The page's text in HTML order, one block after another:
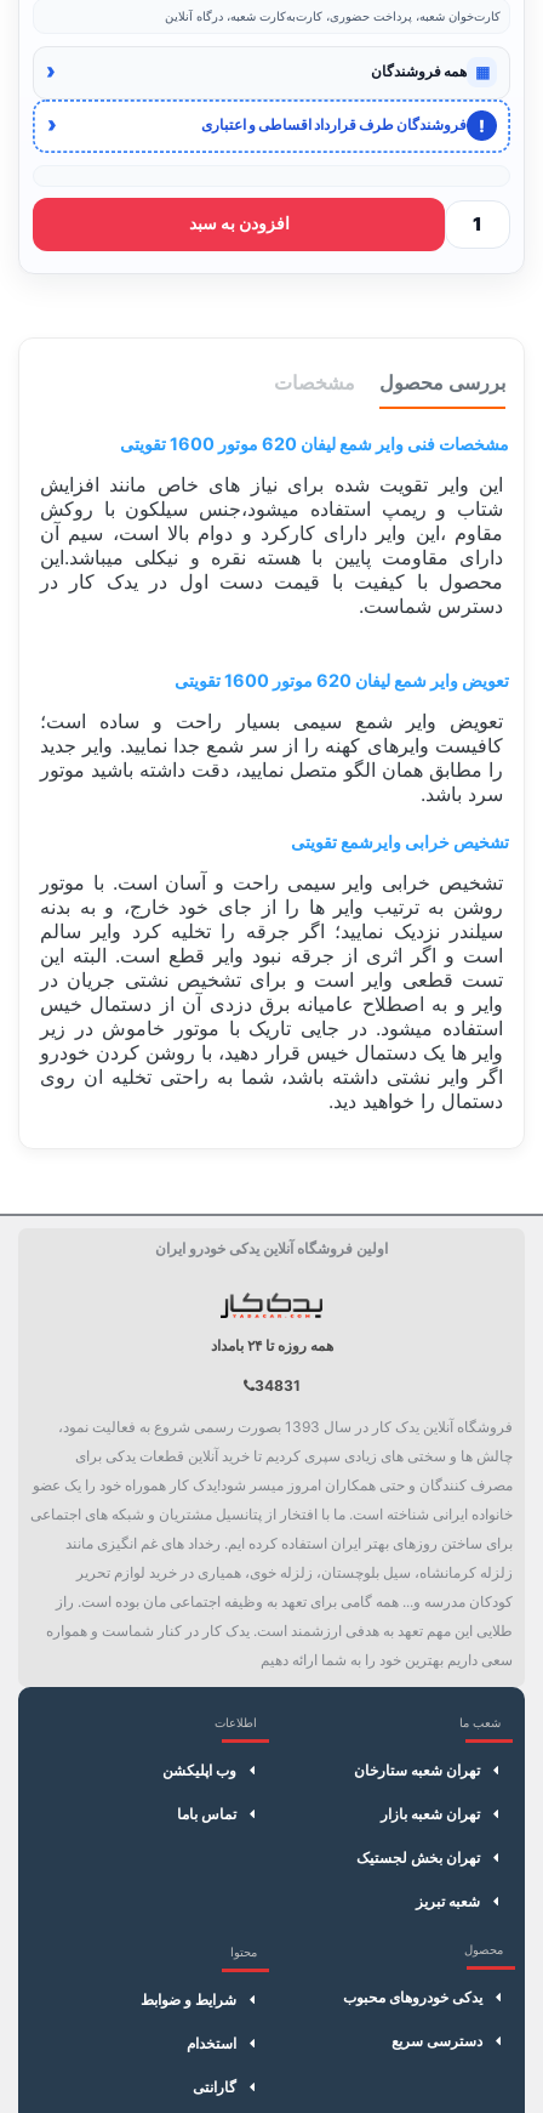
کارت‌خوان شعبه، پرداخت حضوری، کارت‌به‌کارت شعبه، درگاه آنلاین
▦ همه فروشندگان ‹
! فروشندگان طرف قرارداد اقساطی و اعتباری ‹
افزودن به سبد
بررسی محصول مشخصات
مشخصات فنی وایر شمع لیفان 620 موتور 1600 تقویتی
این وایر تقویت شده برای نیاز های خاص مانند افزایش
شتاب و ریمپ استفاده میشود،جنس سیلکون با روکش
مقاوم ،این وایر دارای کارکرد و دوام بالا است، سیم آن
دارای مقاومت پایین با هسته نقره و نیکلی میباشد.این
محصول با کیفیت با قیمت دست اول در یدک کار در
دسترس شماست.
تعویض وایر شمع لیفان 620 موتور 1600 تقویتی
تعویض وایر شمع سیمی بسیار راحت و ساده است؛
کافیست وایرهای کهنه را از سر شمع جدا نمایید. وایر جدید
را مطابق همان الگو متصل نمایید، دقت داشته باشید موتور
سرد باشد.
تشخیص خرابی وایرشمع تقویتی
تشخیص خرابی وایر سیمی راحت و آسان است. با موتور
روشن به ترتیب وایر ها را از جای خود خارج، و به بدنه
سیلندر نزدیک نمایید؛ اگر جرقه را تخلیه کرد وایر سالم
است و اگر اثری از جرقه نبود وایر قطع است. البته این
تست قطعی وایر است و برای تشخیص نشتی جریان در
وایر و به اصطلاح عامیانه برق دزدی آن از دستمال خیس
استفاده میشود. در جایی تاریک با موتور خاموش در زیر
وایر ها یک دستمال خیس قرار دهید، با روشن کردن خودرو
اگر وایر نشتی داشته باشد، شما به راحتی تخلیه ان روی
دستمال را خواهید دید.
50هزار کیلومتر
جعبه تکی
وایر
اولین فروشگاه آنلاین یدکی خودرو ایران
همه روزه تا ۲۴ بامداد
34831
فروشگاه آنلاین یدک کار در سال 1393 بصورت رسمی شروع به فعالیت نمود،
چالش ها و سختی های زیادی سپری کردیم تا خرید آنلاین قطعات یدکی برای
مصرف کنندگان و حتی همکاران امروز میسر شود!یدک کار هموراه خود را یک عضو
خانواده ایرانی شناخته است. ما با افتخار از پتانسیل مشتریان و شبکه های اجتماعی
برای ساختن روزهای بهتر ایران استفاده کرده ایم. رخداد های غم انگیزی مانند
زلزله کرمانشاه، سیل بلوچستان، زلزله خوی، همیاری در خرید لوازم تحریر
کودکان مدرسه و... همه گامی برای تعهد به وظیفه اجتماعی مان بوده است. راز
طلایی این مهم تعهد به هدفی ارزشمند است. یدک کار در کنار شماست و همواره
سعی داریم بهترین خود را به شما ارائه دهیم
شعب ما
تهران شعبه ستارخان
تهران شعبه بازار
تهران بخش لجستیک
شعبه تبریز
اطلاعات
وب اپلیکشن
تماس باما
محصول
یدکی خودروهای محبوب
دسترسی سریع
محتوا
شرایط و ضوابط
استخدام
گارانتی
×